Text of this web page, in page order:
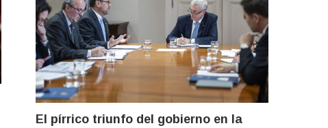
El pírrico triunfo del gobierno en la